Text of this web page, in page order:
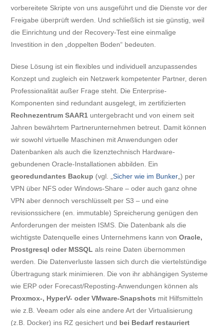
vorbereitete Skripte von uns ausgeführt und die Dienste vor der
Freigabe überprüft werden. Und schließlich ist sie günstig, weil
die Einrichtung und der Recovery-Test eine einmalige
Investition in den „doppelten Boden“ bedeuten.
Diese Lösung ist ein flexibles und individuell anzupassendes
Konzept und zugleich ein Netzwerk kompetenter Partner, deren
Professionalität außer Frage steht. Die Enterprise-
Komponenten sind redundant ausgelegt, im zertifizierten
Rechnezentrum SAAR1 untergebracht und von einem seit
Jahren bewährtem Partnerunternehmen betreut. Damit können
wir sowohl virtuelle Maschinen mit Anwendungen oder
Datenbanken als auch die lizenztechnisch Hardware-
gebundenen Oracle-Installationen abbilden. Ein
georedundantes Backup (vgl. „Sicher wie im Bunker „) per
VPN über NFS oder Windows-Share – oder auch ganz ohne
VPN aber dennoch verschlüsselt per S3 – und eine
revisionssichere (en. immutable) Spreicherung genügen den
Anforderungen der meisten ISMS. Die Datenbank als die
wichtigste Datenquelle eines Unternehmens kann vonOracle,
Prostgresql oder MSSQL als reine Daten übernommen
werden. Die Datenverluste lassen sich durch die viertelstündige
Übertragung stark minimieren. Die von ihr abhängigen Systeme
wie ERP oder Forecast/Reposting-Anwendungen können als
Proxmox-, HyperV- oder VMware-Snapshots mit Hilfsmitteln
wie z.B. Veeam oder als eine andere Art der Virtualisierung
(z.B. Docker) ins RZ gesichert und bei Bedarf restauriert